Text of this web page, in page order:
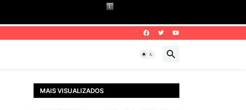
MAIS VISUALIZADOS